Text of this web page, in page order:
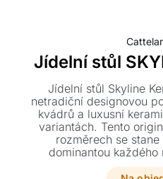
Jídelní stůl
Jídelní stůl Skyline
netradiční designovou
kvádrů a luxusní
variantách. Tento
rozměrech se
dominantou